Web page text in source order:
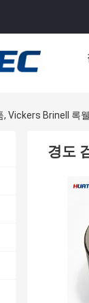
, Vickers Brinell 록
경도